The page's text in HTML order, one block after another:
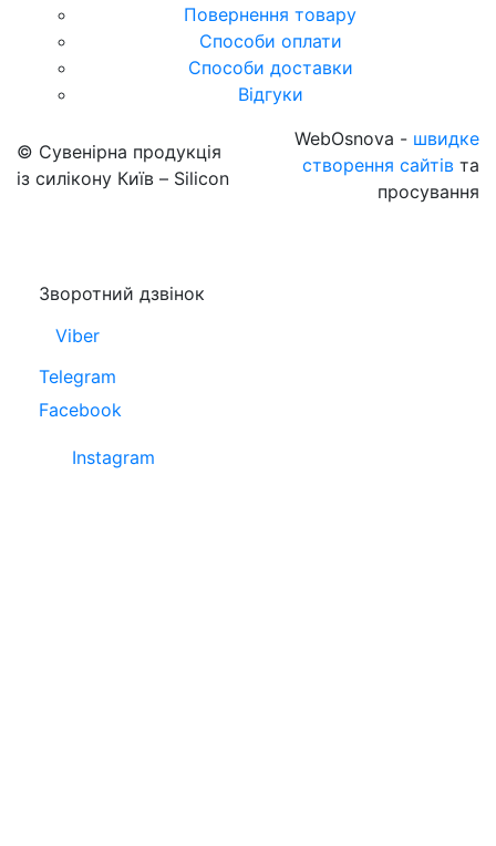
Повернення товару
Способи оплати
Способи доставки
Відгуки
© Сувенірна продукція
із силікону Київ – Silicon
WebOsnova - швидке
створення сайтів та
просування
Зворотний дзвінок
Viber
Telegram
Facebook
Instagram